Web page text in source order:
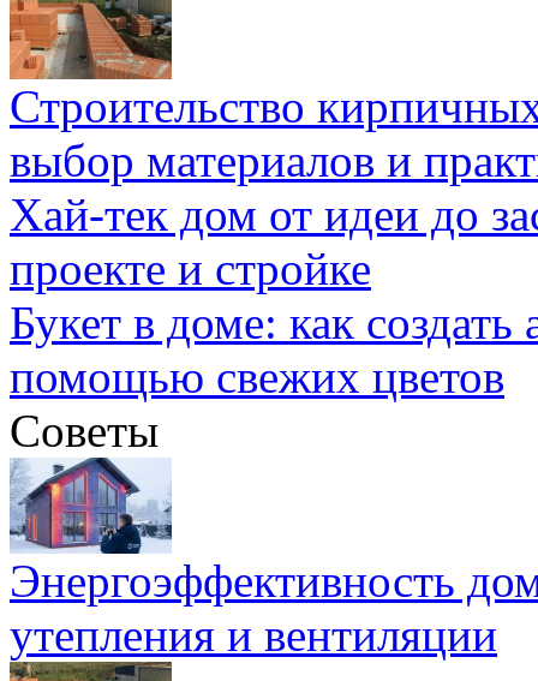
Строительство
выбор материалов и
Хай-тек дом от идеи до
проекте и стройке
Букет в доме: как
помощью свежих цветов
Советы
Энергоэффективность
утепления и вентиляции